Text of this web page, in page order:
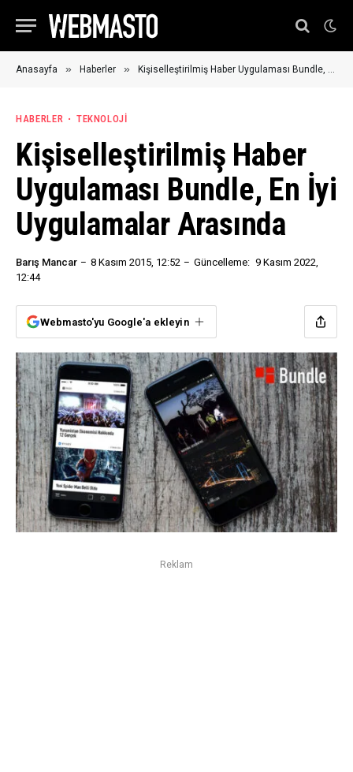
Anasayfa » Haberler » Kişiselleştirilmiş Haber Uygulaması Bundle, En İyi Uygulamalar Arasında
HABERLER TEKNOLOJI
Kişiselleştirilmiş Haber
Uygulaması Bundle, En İyi
Uygulamalar Arasında
Barış Mancar 8 Kasım 2015, 12:52 Güncelleme: 9 Kasım 2022,
12:44
Webmasto'yu Google'a ekleyin
Reklam